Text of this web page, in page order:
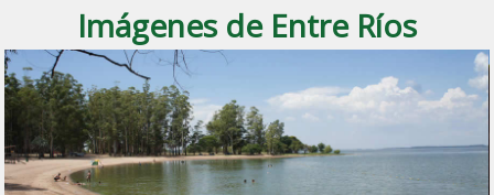
Imágenes de Entre Ríos